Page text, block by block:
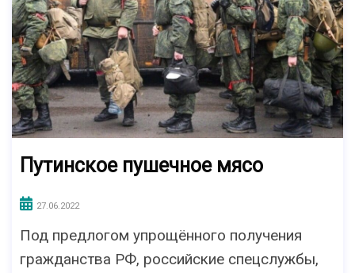
Путинское пушечное мясо
27.06.2022
Под предлогом упрощённого получения
гражданства РФ, российские спецслужбы,